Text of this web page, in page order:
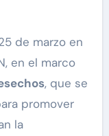
de marzo en
en el marco
, que se
promover
la